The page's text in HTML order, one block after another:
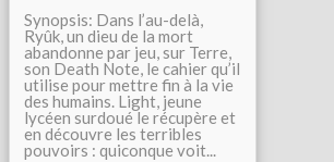
Synopsis: Dans l’au-delà,
Ryûk, un dieu de la mort
abandonne par jeu, sur Terre,
son Death Note, le cahier qu’il
utilise pour mettre fin à la vie
des humains. Light, jeune
lycéen surdoué le récupère et
en découvre les terribles
pouvoirs : quiconque voit...